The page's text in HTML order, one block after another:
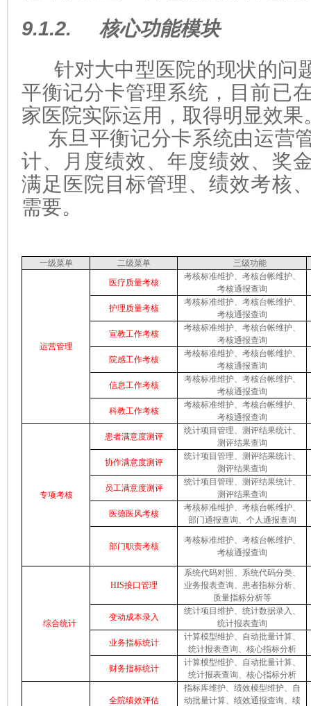
9.1.2.
核心功能模块
针对大中型医院的现状的问
平衡记分卡管理系统，目前已
家医院实际运用，取得明显效果
东旦平衡记分卡系统由运营
计、月度绩效、年度绩效、奖
满足医院目标管理、绩效考核
需要。
一级菜单 二级菜单 三级功能
运营管理
医疗质量考核
考核标准维护、考核台帐维护、
考核通报查询
护理质量考核
考核标准维护、考核台帐维护、
考核通报查询
宣教工作考核
考核标准维护、考核台帐维护、
考核通报查询
院感工作考核
考核标准维护、考核台帐维护、
考核通报查询
信息工作考核
考核标准维护、考核台帐维护、
考核通报查询
科教工作考核
考核标准维护、考核台帐维护、
考核通报查询
专项考核
患者满意度测评
统计项目管理、测评结果统计、
测评结果查询
协作满意度测评
统计项目管理、测评结果统计、
测评结果查询
员工满意度测评
统计项目管理、测评结果统计、
测评结果查询
医德医风考核
考核标准维护、考核台帐维护、
部门通报查询、个人通报查询
部门职责考核
考核标准维护、考核台帐维护、
考核通报查询
综合统计
HIS接口管理
系统代码对照、系统代码分类、
业务报表查询、患者指标分析、
质量指标分析等
变动成本录入
统计项目维护、统计数据录入、
统计报表查询
业务指标统计
计算模型维护、自动批量计算、
统计报表查询、核心指标分析
财务指标统计
计算模型维护、自动批量计算、
统计报表查询、核心指标分析
全院绩效评估
指标库维护、绩效模型维护、
自
动批量计算、绩效通报查询、绩